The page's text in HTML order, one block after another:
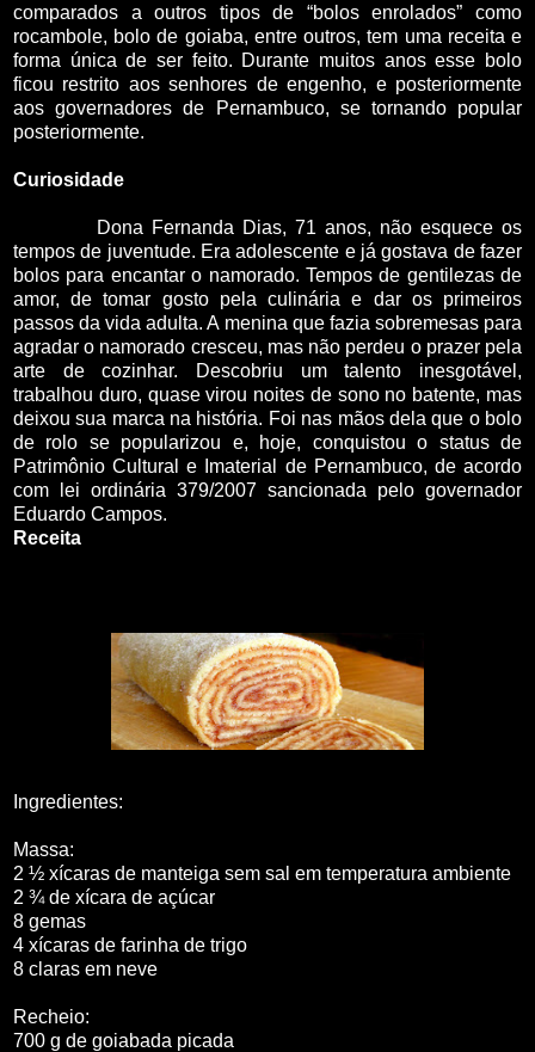
comparados a outros tipos de “bolos enrolados” como
rocambole, bolo de goiaba, entre outros, tem uma receita e
forma única de ser feito. Durante muitos anos esse bolo
ficou restrito aos senhores de engenho, e posteriormente
aos governadores de Pernambuco, se tornando popular
posteriormente.
Curiosidade
Dona Fernanda Dias, 71 anos, não esquece os
tempos de juventude. Era adolescente e já gostava de fazer
bolos para encantar o namorado. Tempos de gentilezas de
amor, de tomar gosto pela culinária e dar os primeiros
passos da vida adulta. A menina que fazia sobremesas para
agradar o namorado cresceu, mas não perdeu o prazer pela
arte de cozinhar. Descobriu um talento inesgotável,
trabalhou duro, quase virou noites de sono no batente, mas
deixou sua marca na história. Foi nas mãos dela que o bolo
de rolo se popularizou e, hoje, conquistou o status de
Patrimônio Cultural e Imaterial de Pernambuco, de acordo
com lei ordinária 379/2007 sancionada pelo governador
Eduardo Campos.
Receita
Ingredientes:
Massa:
2 ½ xícaras de manteiga sem sal em temperatura ambiente
2 ¾ de xícara de açúcar
8 gemas
4 xícaras de farinha de trigo
8 claras em neve
Recheio:
700 g de goiabada picada